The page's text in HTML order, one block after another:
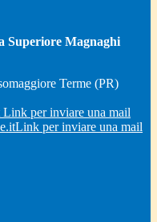
Superiore Magnaghi
Terme (PR)
Link per inviare una mail
Link per inviare una mail